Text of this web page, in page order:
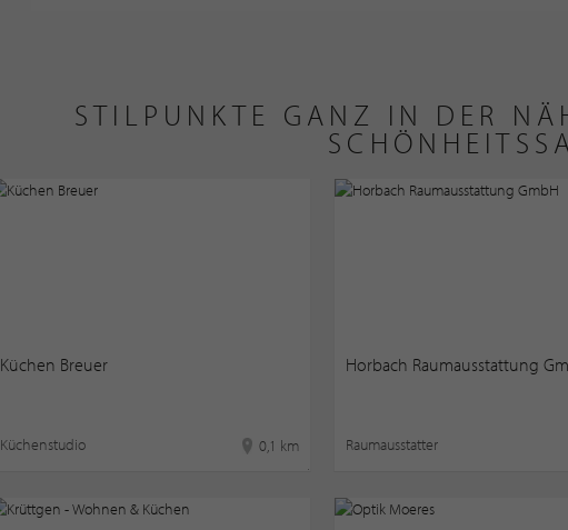
STILPUNKTE GANZ IN DER
Küchen Breuer
Küchenstudio 0,1 km
Horbach Raumausstattung
Raumausstatter